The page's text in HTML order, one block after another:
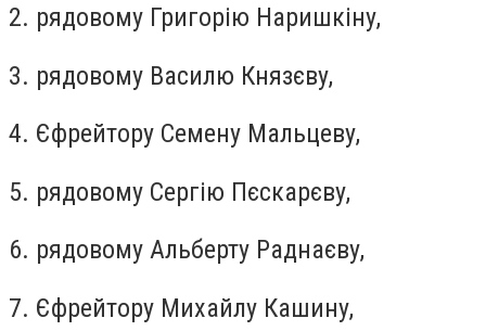
2. рядовому Григорію Наришкіну,
3. рядовому Василю Князєву,
4. Єфрейтору Семену Мальцеву,
5. рядовому Сергію Пєскарєву,
6. рядовому Альберту Раднаєву,
7. Єфрейтору Михайлу Кашину,